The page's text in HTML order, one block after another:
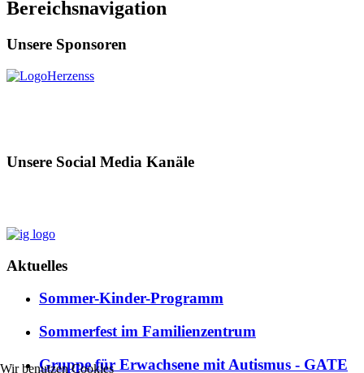
Bereichsnavigation
Unsere Sponsoren
Unsere Social Media Kanäle
Aktuelles
Sommer-Kinder-Programm
Sommerfest im Familienzentrum
Gruppe für Erwachsene mit Autismus - GATE
Wir benutzen Cookies